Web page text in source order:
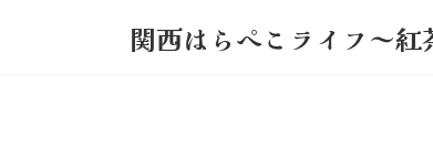
関西はらぺこライフ～